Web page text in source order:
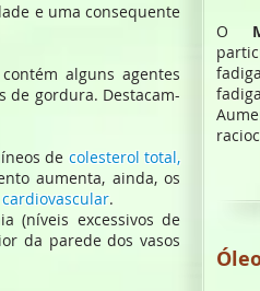
O
e uma consequente
alguns agentes
de gordura. Destacam-
de colesterol total,
aumenta, ainda, os
.
(níveis excessivos de
da parede dos vasos